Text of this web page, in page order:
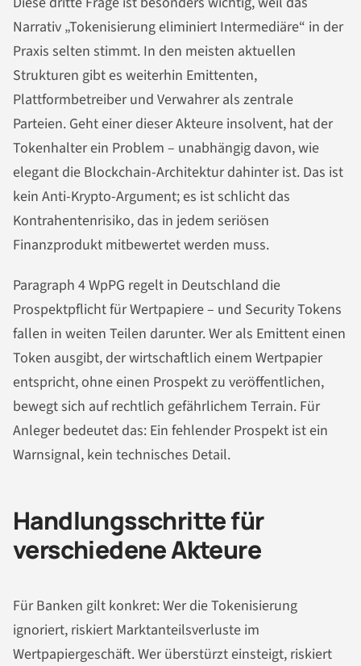
Narrativ „Tokenisierung eliminiert Intermediäre“ in der
Praxis selten stimmt. In den meisten aktuellen
Strukturen gibt es weiterhin Emittenten,
Plattformbetreiber und Verwahrer als zentrale
Parteien. Geht einer dieser Akteure insolvent, hat der
Tokenhalter ein Problem – unabhängig davon, wie
elegant die Blockchain-Architektur dahinter ist. Das ist
kein Anti-Krypto-Argument; es ist schlicht das
Kontrahentenrisiko, das in jedem seriösen
Finanzprodukt mitbewertet werden muss.
Paragraph 4 WpPG regelt in Deutschland die
Prospektpflicht für Wertpapiere – und Security Tokens
fallen in weiten Teilen darunter. Wer als Emittent einen
Token ausgibt, der wirtschaftlich einem Wertpapier
entspricht, ohne einen Prospekt zu veröffentlichen,
bewegt sich auf rechtlich gefährlichem Terrain. Für
Anleger bedeutet das: Ein fehlender Prospekt ist ein
Warnsignal, kein technisches Detail.
Handlungsschritte für
verschiedene Akteure
Für Banken gilt konkret: Wer die Tokenisierung
ignoriert, riskiert Marktanteilsverluste im
Wertpapiergeschäft. Wer überstürzt einsteigt, riskiert